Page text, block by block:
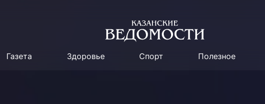
Газета Здоровье Спорт Полезное